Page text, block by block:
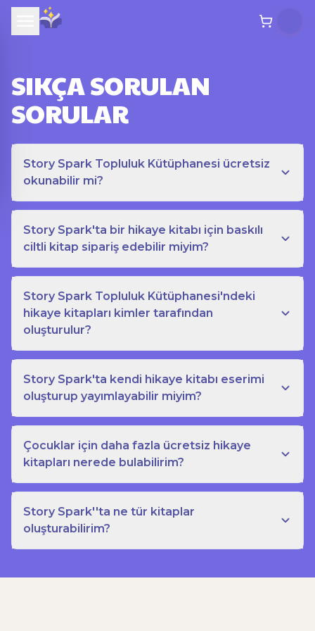
SIKÇA SORULAN
SORULAR
Story Spark Topluluk Kütüphanesi ücretsiz
okunabilir mi?
Story Spark'ta bir hikaye kitabı için baskılı
ciltli kitap sipariş edebilir miyim?
Story Spark Topluluk Kütüphanesi'ndeki
hikaye kitapları kimler tarafından
oluşturulur?
Story Spark'ta kendi hikaye kitabı eserimi
oluşturup yayımlayabilir miyim?
Çocuklar için daha fazla ücretsiz hikaye
kitapları nerede bulabilirim?
Story Spark''ta ne tür kitaplar
oluşturabilirim?